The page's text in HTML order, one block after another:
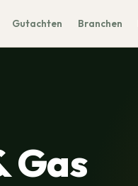
Gutachten Branchen
Gas